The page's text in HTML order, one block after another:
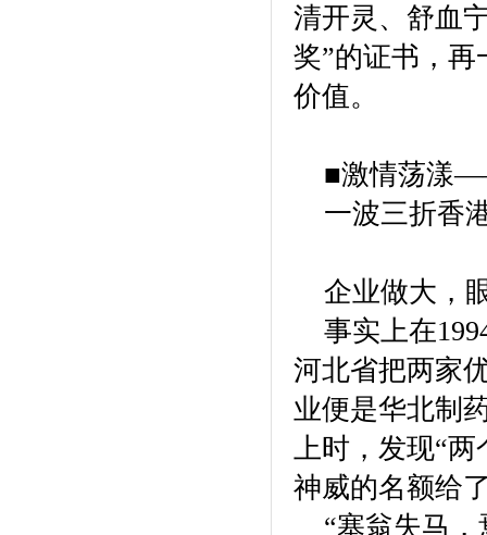
清开灵、舒血
奖”的证书，
价值。
■激情荡
一波三折香
企业做大，
事实上在
河北省把两家
业便是华北制
上时，发现“
神威的名额给
“塞翁失马，